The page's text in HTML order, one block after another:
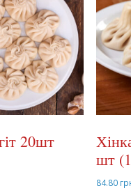
20шт
шт
84.80